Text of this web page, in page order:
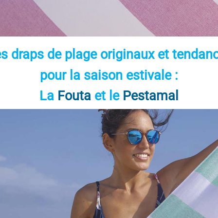
draps de plage originaux et
pour la saison estivale :
La Fouta et le Pestamal